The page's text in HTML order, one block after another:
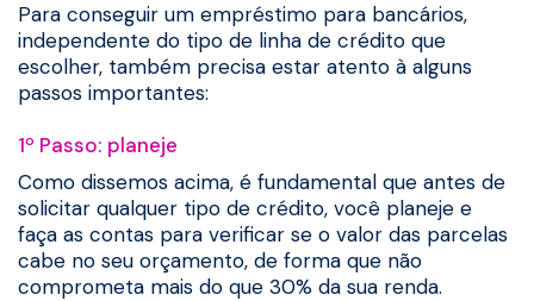
Para conseguir um empréstimo para bancários,
independente do tipo de linha de crédito que
escolher, também precisa estar atento à alguns
passos importantes:
1º Passo: planeje
Como dissemos acima, é fundamental que antes de
solicitar qualquer tipo de crédito, você planeje e
faça as contas para verificar se o valor das parcelas
cabe no seu orçamento, de forma que não
comprometa mais do que 30% da sua renda.